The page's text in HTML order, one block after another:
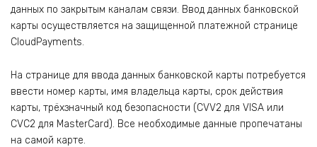
данных по закрытым каналам связи. Ввод данных банковской
карты осуществляется на защищенной платежной странице
CloudPayments.
На странице для ввода данных банковской карты потребуется
ввести номер карты, имя владельца карты, срок действия
карты, трёхзначный код безопасности (CVV2 для VISA или
CVC2 для MasterCard). Все необходимые данные пропечатаны
на самой карте.